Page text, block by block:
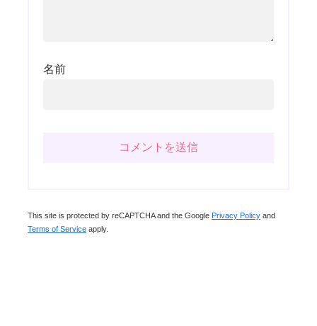
名前
This site is protected by reCAPTCHA and the Google Privacy Policy and
Terms of Service apply.